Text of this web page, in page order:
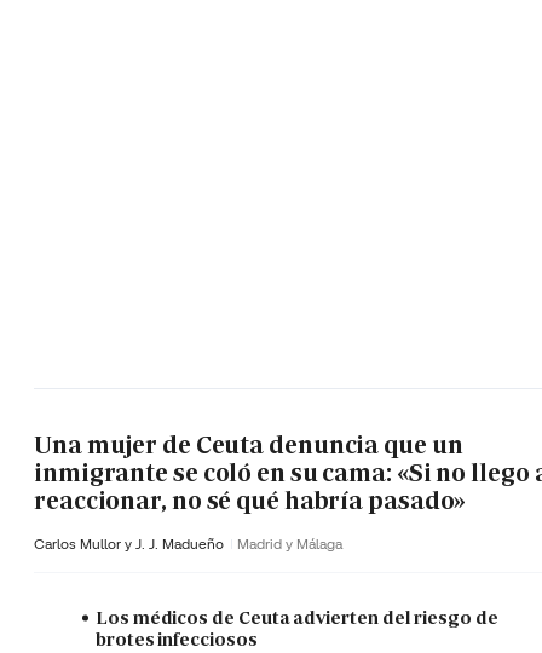
Una mujer de Ceuta denuncia que un
inmigrante se coló en su cama: «Si no llego
reaccionar, no sé qué habría pasado»
Carlos Mullor y J. J. Madueño Madrid y Málaga
Los médicos de Ceuta advierten del riesgo de
brotes infecciosos